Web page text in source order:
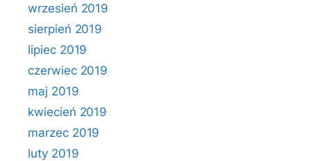
wrzesień 2019
sierpień 2019
lipiec 2019
czerwiec 2019
maj 2019
kwiecień 2019
marzec 2019
luty 2019